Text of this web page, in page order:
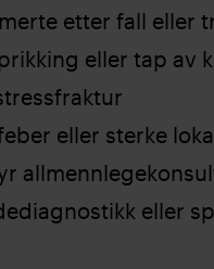
etter fall eller
eller tap av
eller sterke
eller